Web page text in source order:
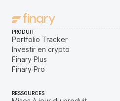
PRODUIT
Portfolio Tracker
Investir en crypto
Finary Plus
Finary Pro
RESSOURCES